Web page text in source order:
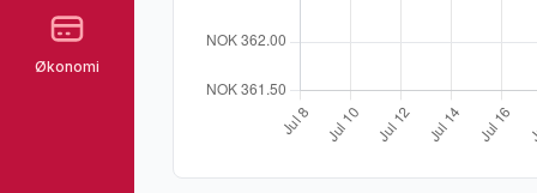
Økonomi